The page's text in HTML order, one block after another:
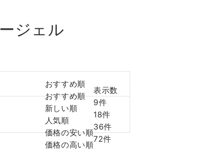
ジェル
おすすめ順
おすすめ順
新しい順
人気順
価格の安い順
価格の高い順
表示数
9件
18件
36件
72件